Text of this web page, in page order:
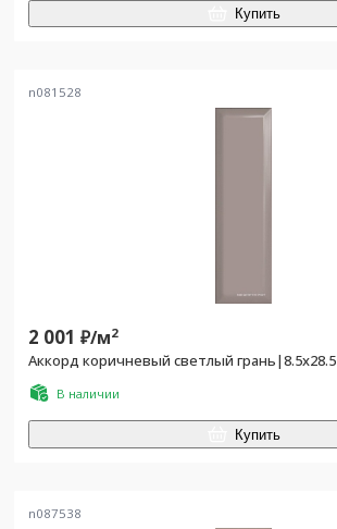
Купить
n081528
2 001 ₽/м2
Аккорд коричневый светлый грань|8.5x28.5
В наличии
Купить
n087538